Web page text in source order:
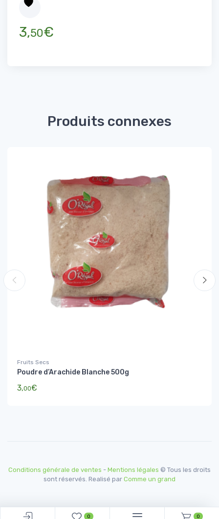
3,50€
Produits connexes
Fruits Secs
Poudre d’Arachide Blanche 500g
3,00€
Conditions générale de ventes - Mentions légales © Tous les droits
sont réservés. Realisé par Comme un grand
0 0